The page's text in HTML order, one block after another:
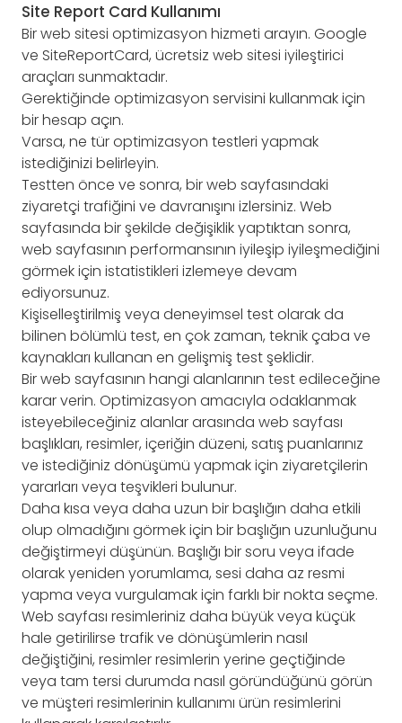
Site Report Card Kullanımı
Bir web sitesi optimizasyon hizmeti arayın. Google
ve SiteReportCard, ücretsiz web sitesi iyileştirici
araçları sunmaktadır.
Gerektiğinde optimizasyon servisini kullanmak için
bir hesap açın.
Varsa, ne tür optimizasyon testleri yapmak
istediğinizi belirleyin.
Testten önce ve sonra, bir web sayfasındaki
ziyaretçi trafiğini ve davranışını izlersiniz. Web
sayfasında bir şekilde değişiklik yaptıktan sonra,
web sayfasının performansının iyileşip iyileşmediğini
görmek için istatistikleri izlemeye devam
ediyorsunuz.
Kişiselleştirilmiş veya deneyimsel test olarak da
bilinen bölümlü test, en çok zaman, teknik çaba ve
kaynakları kullanan en gelişmiş test şeklidir.
Bir web sayfasının hangi alanlarının test edileceğine
karar verin. Optimizasyon amacıyla odaklanmak
isteyebileceğiniz alanlar arasında web sayfası
başlıkları, resimler, içeriğin düzeni, satış puanlarınız
ve istediğiniz dönüşümü yapmak için ziyaretçilerin
yararları veya teşvikleri bulunur.
Daha kısa veya daha uzun bir başlığın daha etkili
olup olmadığını görmek için bir başlığın uzunluğunu
değiştirmeyi düşünün. Başlığı bir soru veya ifade
olarak yeniden yorumlama, sesi daha az resmi
yapma veya vurgulamak için farklı bir nokta seçme.
Web sayfası resimleriniz daha büyük veya küçük
hale getirilirse trafik ve dönüşümlerin nasıl
değiştiğini, resimler resimlerin yerine geçtiğinde
veya tam tersi durumda nasıl göründüğünü görün
ve müşteri resimlerinin kullanımı ürün resimlerini